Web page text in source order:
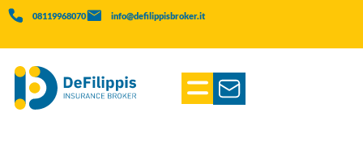
08119968070 info@defilippisbroker.it